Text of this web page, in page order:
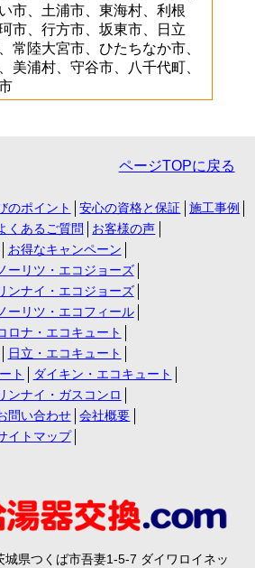
市、土浦市、東海村、利根
市、行方市、坂東市、日立
常陸大宮市、ひたちなか市、
美浦村、守谷市、八千代町、
ページTOPに戻る
のポイント 安心の資格と保証
施工事例
くあるご質問
お客様の声
お得なキャンペーン
ノーリツ・エコジョーズ
ンナイ・エコジョーズ
ノーリツ・エコフィール
ロナ・エコキュート
日立・エコキュート
ト
ダイキン・エコキュート
ンナイ・ガスコンロ
問い合わせ
会社概要
イトマップ
県つくば市吾妻1-5-7 ダイワロイネッ